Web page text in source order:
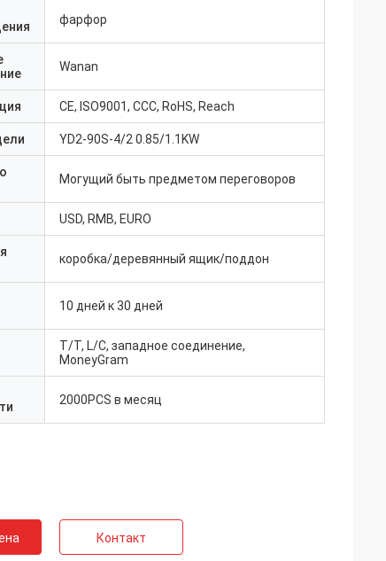
фарфор
Wanan
CE, ISO9001, CCC, RoHS, Reach
YD2-90S-4/2 0.85/1.1KW
Могущий быть предметом переговоров
USD, RMB, EURO
коробка/деревянный ящик/поддон
10 дней к 30 дней
T/T, L/C, западное соединение,
MoneyGram
2000PCS в месяц
Контакт